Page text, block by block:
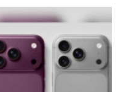
民事訴訟請求賠償，採取
疫情期間願意投入資源、
是回應社會的急迫需要，
樣是受害者。不過蔡英文
在壓力下，一方面與時間